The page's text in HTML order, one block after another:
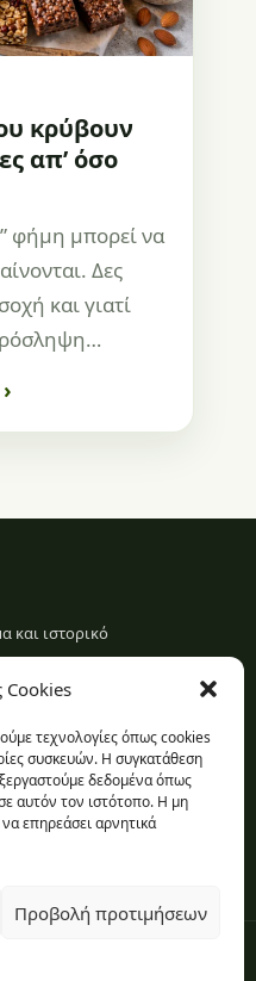
Cookies
τεχνολογίες όπως cookies
συσκευών. Η συγκατάθεση
δεδομένα όπως
αυτόν τον ιστότοπο. Η μη
επηρεάσει αρνητικά
Προβολή προτιμήσεων
κρύβουν
απ’ όσο
φήμη μπορεί να
Δες
και γιατί
και ιστορικό
συγκατάθεσης